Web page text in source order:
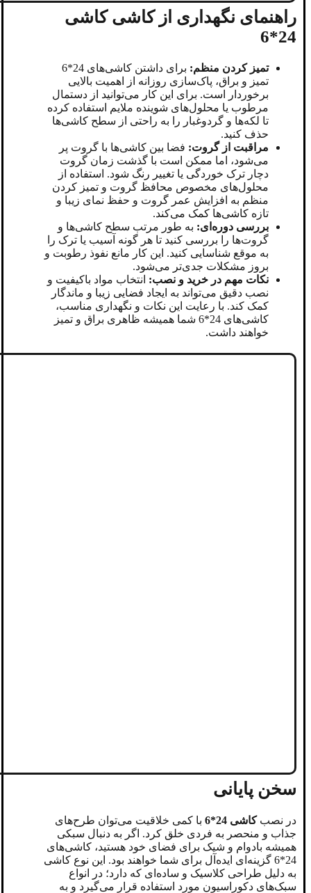
راهنمای نگهداری از کاشی‌ کاشی
24*6
تمیز کردن منظم:
برای داشتن کاشی‌های 24*6
تمیز و براق، پاک‌سازی روزانه از اهمیت بالایی
برخوردار است. برای این کار می‌توانید از دستمال
مرطوب یا محلول‌های شوینده ملایم استفاده کرده
تا لکه‌ها و گردوغبار را به راحتی از سطح کاشی‌ها
حذف کنید.
مراقبت از گروت: فضا بین کاشی‌ها با گروت پر
می‌شود، اما ممکن است با گذشت زمان گروت
دچار ترک‌ خوردگی یا تغییر رنگ شود. استفاده از
محلول‌های مخصوص محافظ گروت و تمیز کردن
منظم به افزایش عمر گروت و حفظ نمای زیبا و
تازه کاشی‌ها کمک می‌کند.
بررسی دوره‌ای: به‌ طور مرتب سطح کاشی‌ها و
گروت‌ها را بررسی کنید تا هر گونه آسیب یا ترک را
به موقع شناسایی کنید. این کار مانع نفوذ رطوبت و
بروز مشکلات جدی‌تر می‌شود.
نکات مهم در خرید و نصب: انتخاب مواد باکیفیت و
نصب دقیق می‌تواند به ایجاد فضایی زیبا و ماندگار
کمک کند. با رعایت این نکات و نگهداری مناسب،
کاشی‌های 24*6 شما همیشه ظاهری براق و تمیز
خواهند داشت.
سخن پایانی
در نصبکاشی 24*6
با کمی خلاقیت می‌توان طرح‌های
جذاب و منحصر به فردی خلق کرد. اگر به دنبال سبکی
همیشه‌ با‌دوام و شیک برای فضای خود هستید، کاشی‌های
24*6 گزینه‌ای ایده‌آل برای شما خواهند بود. این نوع کاشی
به دلیل طراحی کلاسیک و ساده‌ای که دارد؛ در انواع
سبک‌های دکوراسیون مورد استفاده قرار می‌گیرد و به